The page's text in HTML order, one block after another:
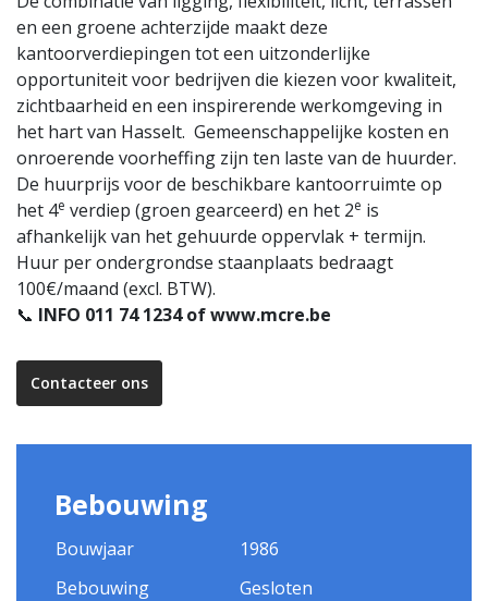
en een groene achterzijde maakt deze
kantoorverdiepingen tot een uitzonderlijke
opportuniteit voor bedrijven die kiezen voor kwaliteit,
zichtbaarheid en een inspirerende werkomgeving in
het hart van Hasselt. Gemeenschappelijke kosten en
onroerende voorheffing zijn ten laste van de huurder.
De huurprijs voor de beschikbare kantoorruimte op
het 4e verdiep (groen gearceerd) en het 2e is
afhankelijk van het gehuurde oppervlak + termijn.
Huur per ondergrondse staanplaats bedraagt
100€/maand (excl. BTW).
📞 INFO 011 74 1234 of www.mcre.be
Contacteer ons
Bebouwing
Bouwjaar
1986
Bebouwing
Gesloten